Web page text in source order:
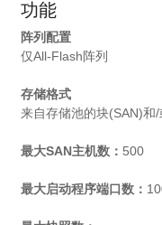
功能
阵列配置
仅All-Flash阵列
存储格式
来自存储池的块(SAN)和
最大SAN主机数： 500
最大启动程序端口数：